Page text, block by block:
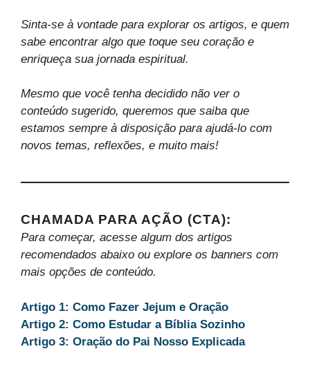
Sinta-se à vontade para explorar os artigos, e quem
sabe encontrar algo que toque seu coração e
enriqueça sua jornada espiritual.
Mesmo que você tenha decidido não ver o
conteúdo sugerido, queremos que saiba que
estamos sempre à disposição para ajudá-lo com
novos temas, reflexões, e muito mais!
CHAMADA PARA AÇÃO (CTA):
Para começar, acesse algum dos artigos
recomendados abaixo ou explore os banners com
mais opções de conteúdo.
Artigo 1: Como Fazer Jejum e Oração
Artigo 2: Como Estudar a Bíblia Sozinho
Artigo 3: Oração do Pai Nosso Explicada